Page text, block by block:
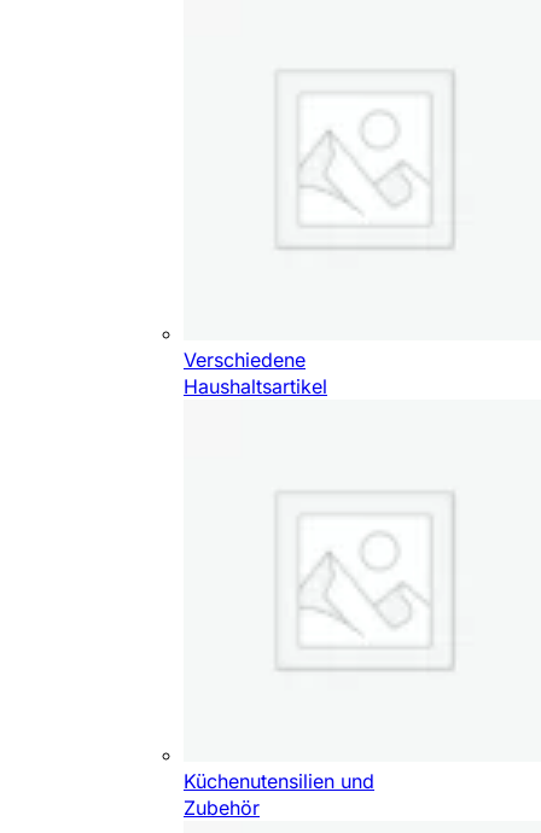
Verschiedene
Haushaltsartikel
Küchenutensilien und
Zubehör